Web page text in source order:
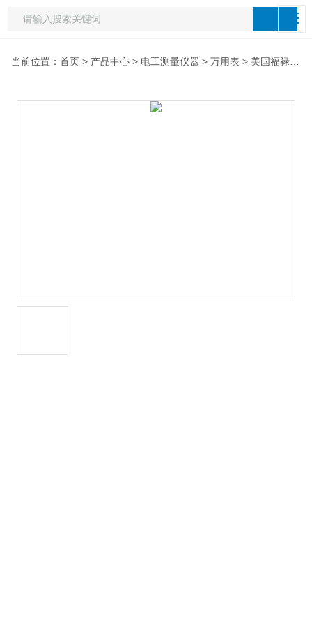
当前位置：首页 > 产品中心 > 电工测量仪器 >万用表 > 美国福禄克F175万用表